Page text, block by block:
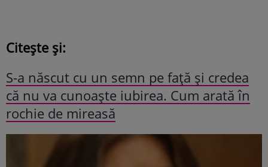
Citește și:
S-a născut cu un semn pe față și credea
că nu va cunoaște iubirea. Cum arată în
rochie de mireasă